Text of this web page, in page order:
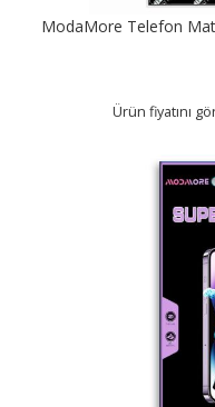
ModaMore Telefon
Ürün fiyatını